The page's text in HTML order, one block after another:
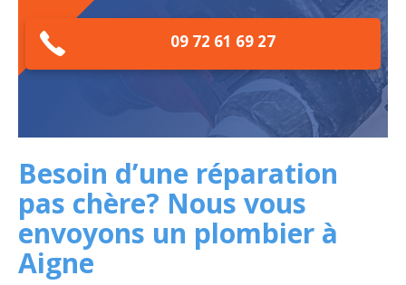
09 72 61 69 27
Besoin d’une réparation
pas chère? Nous vous
envoyons un plombier à
Aigne